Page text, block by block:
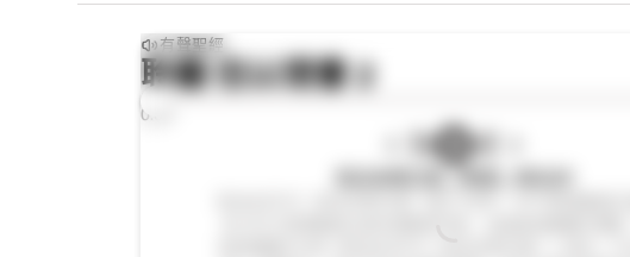
有聲聖經
聆聽但以理書 2
0:00
和合本修訂版（粵語）(RCUV)